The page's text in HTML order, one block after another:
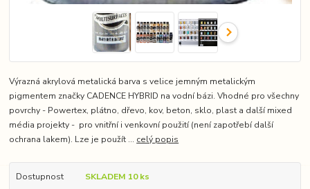
Výrazná akrylová metalická barva s velice jemným metalickým
pigmentem značky CADENCE HYBRID na vodní bázi. Vhodné pro všechny
povrchy - Powertex, plátno, dřevo, kov, beton, sklo, plast a další mixed
média projekty - pro vnitřní i venkovní použití (není zapotřebí další
ochrana lakem). Lze je použít ... celý popis
Dostupnost
SKLADEM 10 ks